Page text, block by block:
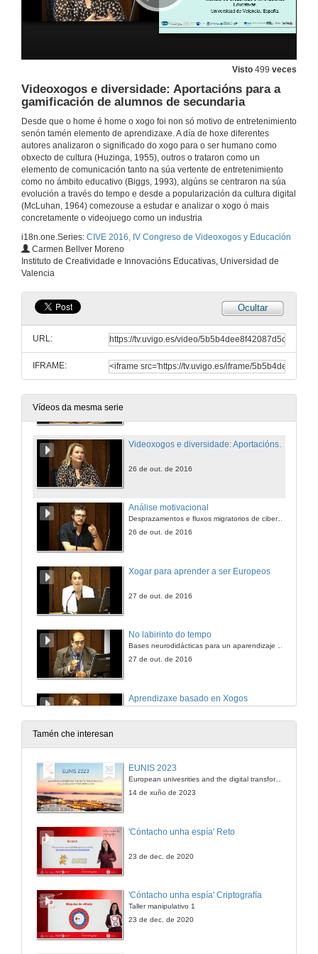
Visto 499 veces
Videoxogos e diversidade: Aportacións para a
gamificación de alumnos de secundaria
Desde que o home é home o xogo foi non só motivo de entretenimiento
senón tamén elemento de aprendizaxe. A día de hoxe diferentes
autores analizaron o significado do xogo para o ser humano como
obxecto de cultura (Huzinga, 1955), outros o trataron como un
elemento de comunicación tanto na súa vertente de entretenimiento
como no ámbito educativo (Biggs, 1993), algúns se centraron na súa
evolución a través do tempo e desde a popularización da cultura digital
(McLuhan, 1964) comezouse a estudar e analizar o xogo ó mais
concretamente o videojuego como un industria
i18n.one.Series: CIVE 2016, IV Congreso de Videoxogos y Educación
Carmen Bellver Moreno
Instituto de Creatividade e Innovacións Educativas, Universidad de
Valencia
Ocultar
URL:
IFRAME:
Vídeos da mesma serie
26 de out. de 2016
Percorrido do alumno
26 de out. de 2016
Videoxogos e desenvolvemento das intelixencias múltiples
26 de out. de 2016
A construcción narrativa dun Serious Game
26 de out. de 2016
Proxecto de intervención transmedia como fase de investigación previa ao desenvolvemento dun videoxogo educativo:
El caso del Preyecto Caudillos
26 de out. de 2016
Aprender a deseñar videoxogos para ludificar a aula
26 de out. de 2016
Análise motivacional
Desprazamentos e fluxos migratorios de cibercomunidades en videoxogos MMORPG
26 de out. de 2016
Xogar para aprender a ser Europeos
27 de out. de 2016
No labirinto do tempo
27 de out. de 2016
Aprendizaxe basado en Xogos
Claves dunha Metodoloxía Disruptiva para potenciar as intelixencias múltiples en Educación Primaria
27 de out. de 2016
Conferencia e Quenda de preguntas
Gamificación na Universidade
Oportunidades e limitacións
Tamén che interesan
EUNIS 2023
European univesrities and the digital transformation: challenges and opportunities ahead
14 de xuño de 2023
'Cóntacho unha espía' Reto
23 de dec. de 2020
'Cóntacho unha espía' Criptografía
Taller manipulativo 1
23 de dec. de 2020